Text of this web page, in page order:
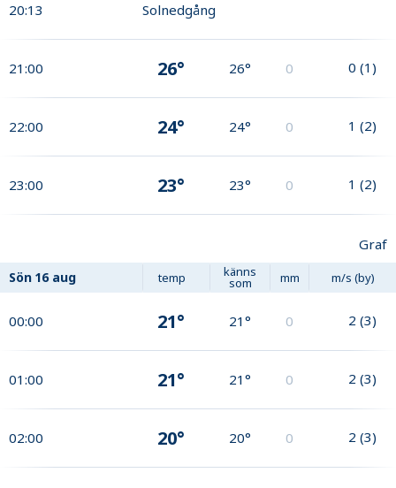
20:13 Solnedgång
21:00 26° 26° 0 0 (1)
22:00 24° 24° 0 1 (2)
23:00 23° 23° 0 1 (2)
Graf
Sön 16 aug temp känns
som mm m/s (by)
00:00 21° 21° 0 2 (3)
01:00 21° 21° 0 2 (3)
02:00 20° 20° 0 2 (3)